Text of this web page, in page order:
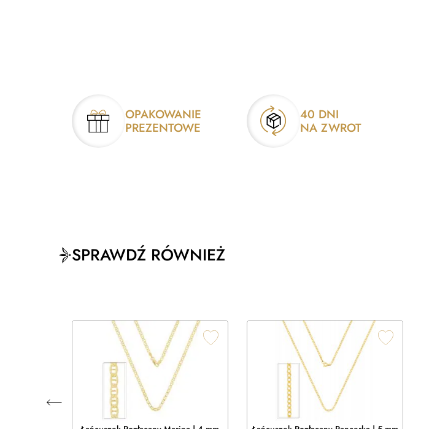
OPAKOWANIE
PREZENTOWE
40 DNI
NA ZWROT
SPRAWDŹ RÓWNIEŻ